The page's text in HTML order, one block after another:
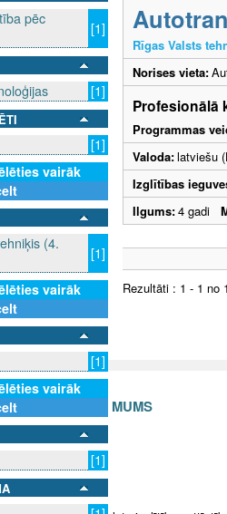
pēc
[1]
[1]
[1]
vairāk
(4.
[1]
vairāk
[1]
vairāk
[1]
Rīgas Valsts
Norises vieta:
Profesionālā
Programmas
Valoda:latviešu
Izglītības
Ilgums:4 gadi
Rezultāti : 1 - 1 no 1
SAZINIES AR MUMS
info@niid.lv